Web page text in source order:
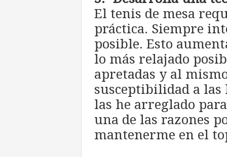
El tenis de mesa
práctica. Siempre
posible. Esto
lo más relajado
apretadas y al
susceptibilidad a las
las he arreglado
una de las razones
mantenerme en el